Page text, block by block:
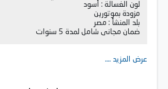
لون الغسالة : أسود
مزودة بموتورين
بلد المنشأ : مصر
ضمان مجانى شامل لمدة 5 سنوات
عرض المزيد ....